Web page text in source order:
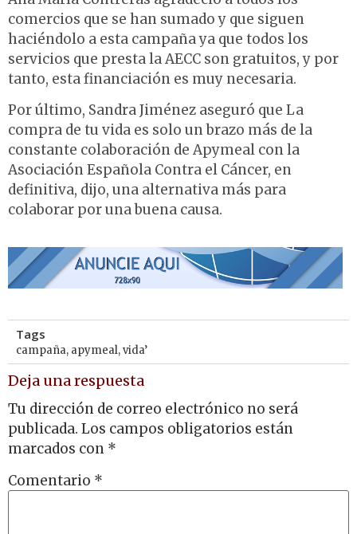
comercios que se han sumado y que siguen
haciéndolo a esta campaña ya que todos los
servicios que presta la AECC son gratuitos, y por
tanto, esta financiación es muy necesaria.
Por último, Sandra Jiménez aseguró que La
compra de tu vida es solo un brazo más de la
constante colaboración de Apymeal con la
Asociación Española Contra el Cáncer, en
definitiva, dijo, una alternativa más para
colaborar por una buena causa.
Tags
campaña, apymeal,vida’
Deja una respuesta
Tu dirección de correo electrónico no será
publicada. Los campos obligatorios están
marcados con *
Comentario *